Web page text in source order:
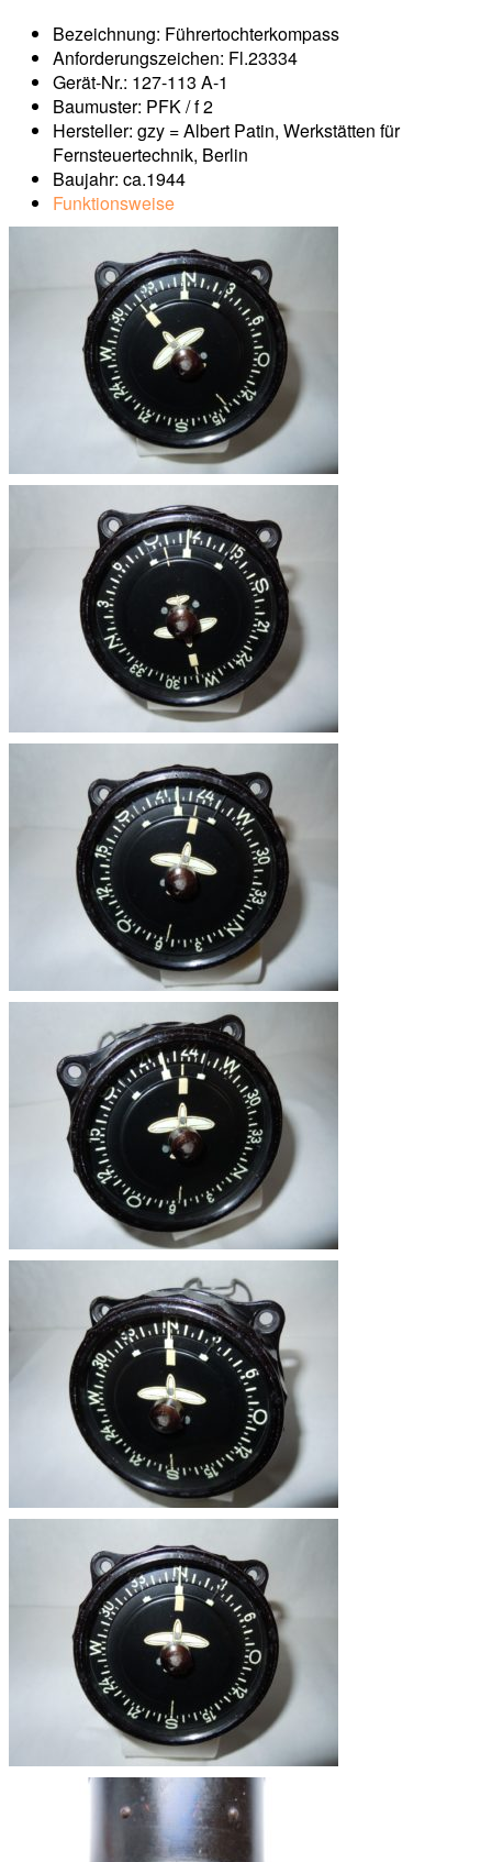
Bezeichnung: Führertochterkompass
Anforderungszeichen: Fl.23334
Gerät-Nr.: 127-113 A-1
Baumuster: PFK / f 2
Hersteller: gzy = Albert Patin, Werkstätten für
Fernsteuertechnik, Berlin
Baujahr: ca.1944
Funktionsweise